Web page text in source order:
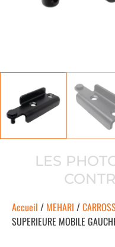
LES
Accueil / MEHARI /
SUPERIEURE MOBILE